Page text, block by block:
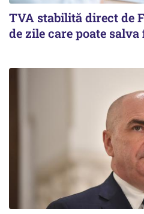
TVA stabilită direct de
de zile care poate